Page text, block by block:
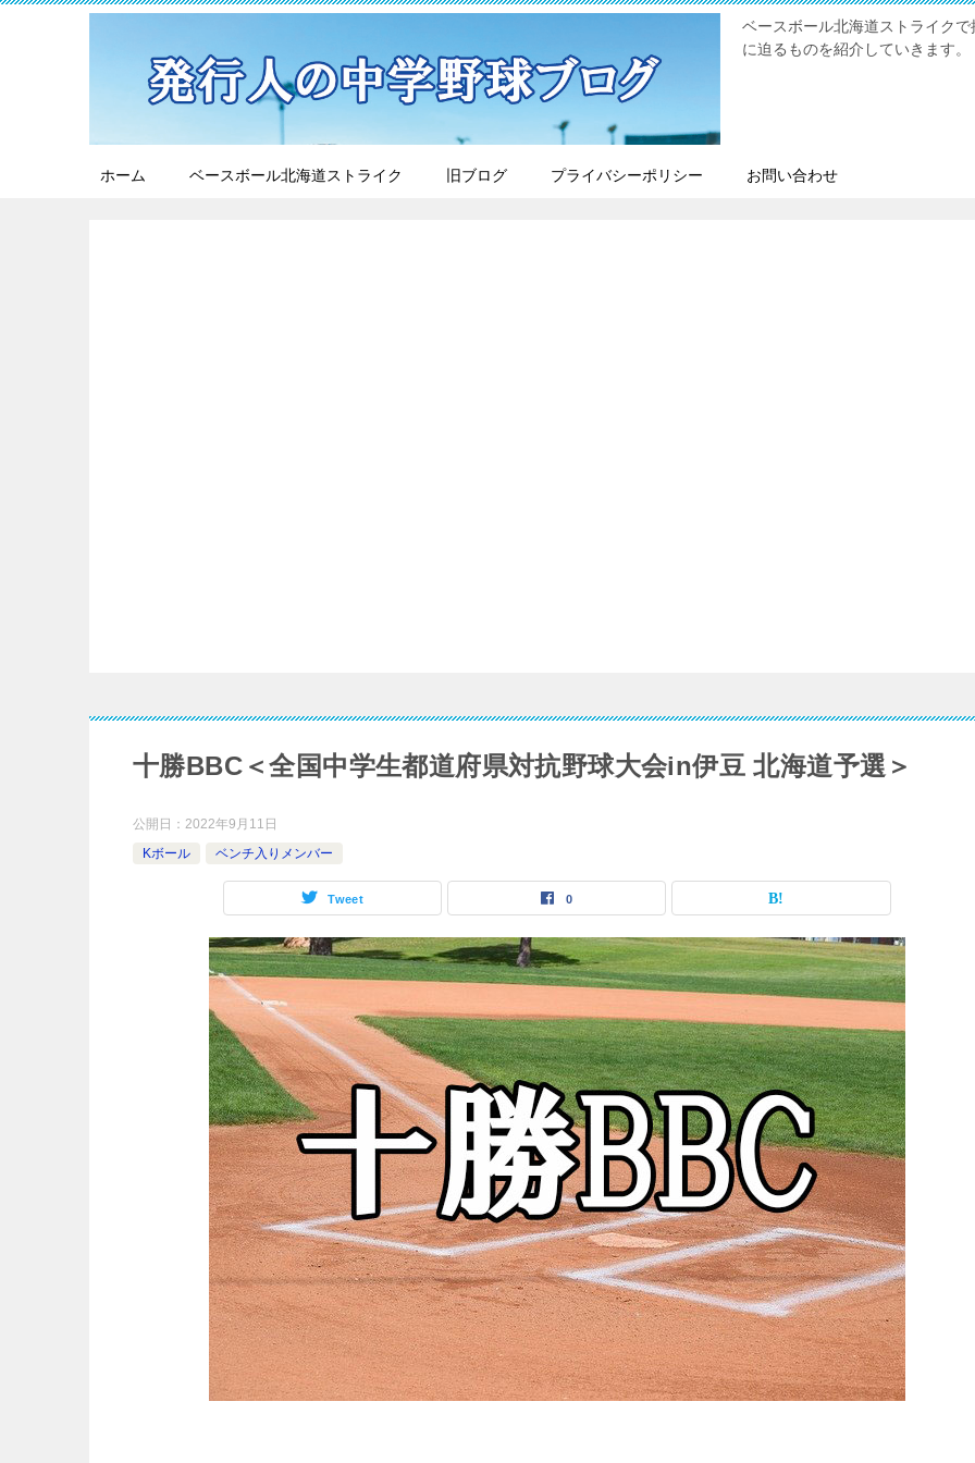
ベースボール北海道ストライク
に迫るものを紹介していきます。
ホーム ベースボール北海道ストライク 旧ブログ プライバシーポリシー お問い合わせ
十勝BBC＜全国中学生都道府県対抗野球大会in伊豆 北海道予選＞
公開日： 2022年9月11日
Kボール
ベンチ入りメンバー
Tweet 0